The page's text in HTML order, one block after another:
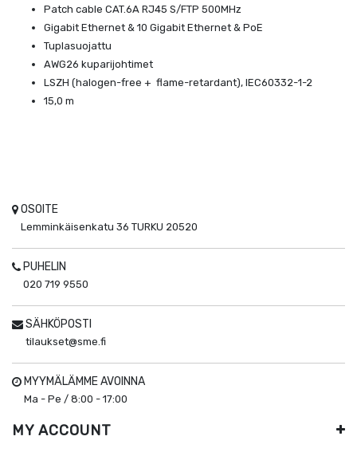
Patch cable CAT.6A RJ45 S/FTP 500MHz
Gigabit Ethernet & 10 Gigabit Ethernet & PoE
Tuplasuojattu
AWG26 kuparijohtimet
LSZH (halogen-free + flame-retardant), IEC60332-1-2
15,0 m
OSOITE
Lemminkäisenkatu 36 TURKU 20520
PUHELIN
020 719 9550
SÄHKÖPOSTI
tilaukset@sme.fi
MYYMÄLÄMME AVOINNA
Ma - Pe / 8:00 - 17:00
MY ACCOUNT